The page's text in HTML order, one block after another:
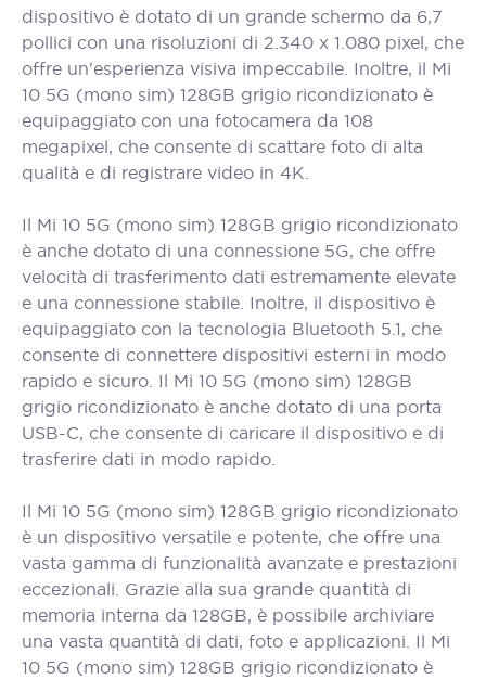
dispositivo è dotato di un grande schermo da 6,7
pollici con una risoluzioni di 2.340 x 1.080 pixel, che
offre un'esperienza visiva impeccabile. Inoltre, il Mi
10 5G (mono sim) 128GB grigio ricondizionato è
equipaggiato con una fotocamera da 108
megapixel, che consente di scattare foto di alta
qualità e di registrare video in 4K.
Il Mi 10 5G (mono sim) 128GB grigio ricondizionato
è anche dotato di una connessione 5G, che offre
velocità di trasferimento dati estremamente elevate
e una connessione stabile. Inoltre, il dispositivo è
equipaggiato con la tecnologia Bluetooth 5.1, che
consente di connettere dispositivi esterni in modo
rapido e sicuro. Il Mi 10 5G (mono sim) 128GB
grigio ricondizionato è anche dotato di una porta
USB-C, che consente di caricare il dispositivo e di
trasferire dati in modo rapido.
Il Mi 10 5G (mono sim) 128GB grigio ricondizionato
è un dispositivo versatile e potente, che offre una
vasta gamma di funzionalità avanzate e prestazioni
eccezionali. Grazie alla sua grande quantità di
memoria interna da 128GB, è possibile archiviare
una vasta quantità di dati, foto e applicazioni. Il Mi
10 5G (mono sim) 128GB grigio ricondizionato è